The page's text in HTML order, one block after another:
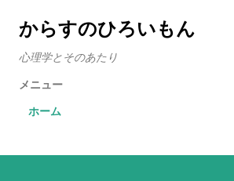
スキップしてメイン コンテン
からすのひろいもん
心理学とそのあたり
メニュー
ホーム